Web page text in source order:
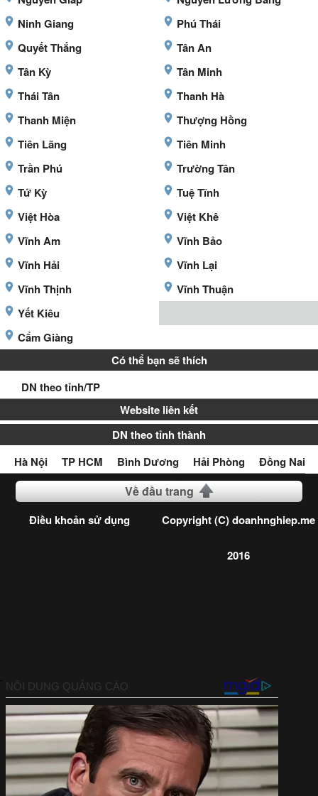
Ninh Giang
Phú Thái
Quyết Thắng
Tân An
Tân Kỳ
Tân Minh
Thái Tân
Thanh Hà
Thanh Miện
Thượng Hồng
Tiên Lãng
Tiên Minh
Trần Phú
Trường Tân
Tứ Kỳ
Tuệ Tĩnh
Việt Hòa
Việt Khê
Vĩnh Am
Vĩnh Bảo
Vĩnh Hải
Vĩnh Lại
Vĩnh Thịnh
Vĩnh Thuận
Yết Kiêu
Cẩm Giàng
Có thể bạn sẽ thích
DN theo tỉnh/TP
Website liên kết
DN theo tỉnh thành
Hà Nội
TP HCM Bình Dương Hải Phòng Đồng Nai
Về đầu trang
Điều khoản sử dụng Copyright (C) doanhnghiep.me
2016